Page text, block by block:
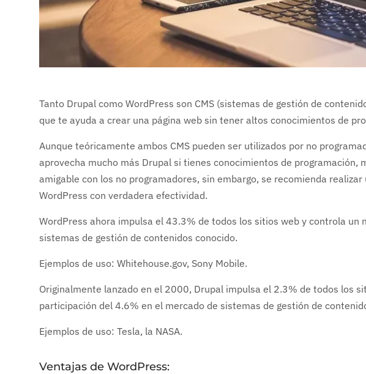
Tanto Drupal como WordPress son CMS (sistemas de gestión de
que te ayuda a crear una página web sin tener altos conocimientos de
Aunque teóricamente ambos CMS pueden ser utilizados por no
aprovecha mucho más Drupal si tienes conocimientos de programación,
amigable con los no programadores, sin embargo, se recomienda
WordPress con verdadera efectividad.
WordPress ahora impulsa el 43.3% de todos los sitios web y controla un
sistemas de gestión de contenidos conocido.
Ejemplos de uso: Whitehouse.gov, Sony Mobile.
Originalmente lanzado en el 2000, Drupal impulsa el 2.3% de todos los
participación del 4.6% en el mercado de sistemas de gestión de
Ejemplos de uso: Tesla, la NASA.
Ventajas de WordPress: